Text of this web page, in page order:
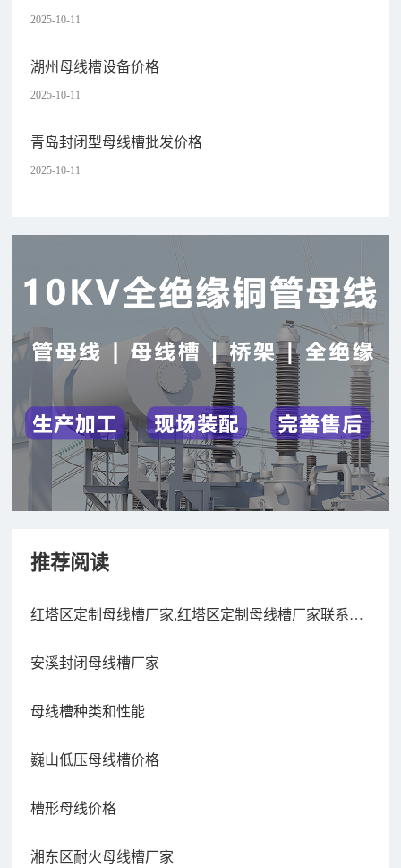
2025-10-11
湖州母线槽设备价格
2025-10-11
青岛封闭型母线槽批发价格
2025-10-11
推荐阅读
红塔区定制母线槽厂家,红塔区定制母线槽厂家联系电
安溪封闭母线槽厂家
母线槽种类和性能
巍山低压母线槽价格
槽形母线价格
湘东区耐火母线槽厂家